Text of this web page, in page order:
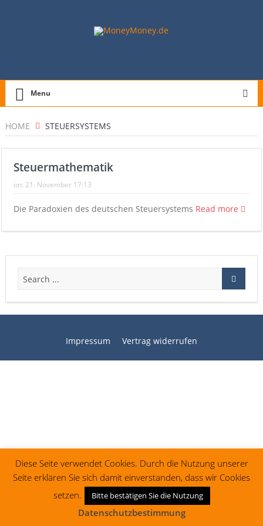
Menu
HOME STEUERSYSTEMS
Steuermathematik
on: 21. November 17:13
Die Paradoxien des deutschen Steuersystems Read more
Impressum Vertrag widerrufen
Diese Seite verwendet Cookies. Durch die Nutzung unserer
Seite erklären Sie sich damit einverstanden, dass wir Cookies
setzen.
Bitte bestätigen Sie die Nutzung
Datenschutzbestimmung